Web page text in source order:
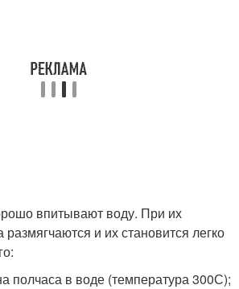
впитывают воду. При их
и их становится легко
полчаса в воде (температура 300С);